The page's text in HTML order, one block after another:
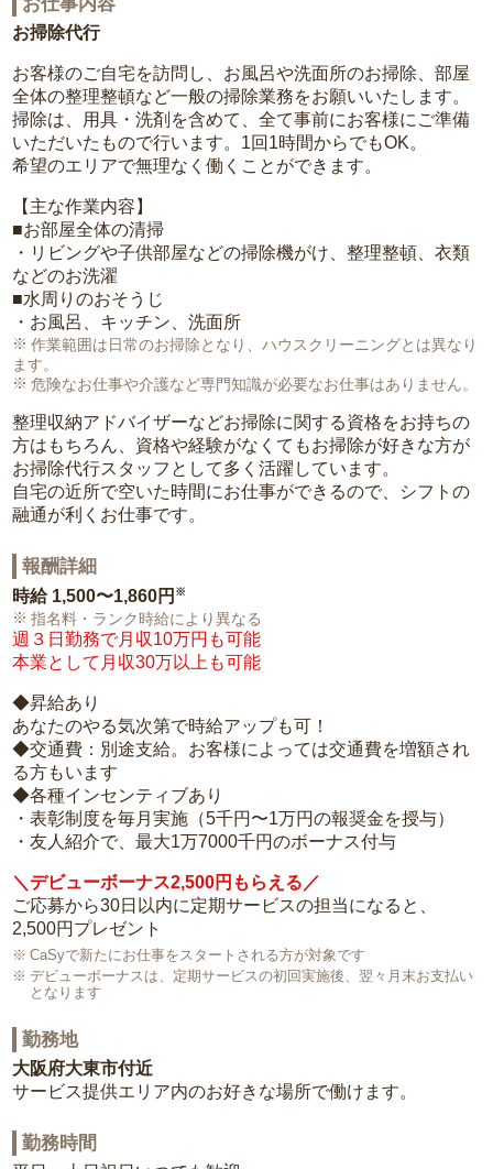
お掃除代行
お客様のご自宅を訪問し、お風呂や洗面所のお掃除、部屋
全体の整理整頓など一般の掃除業務をお願いいたします。
掃除は、用具・洗剤を含めて、全て事前にお客様にご準備
いただいたもので行います。1回1時間からでもOK。
希望のエリアで無理なく働くことができます。
【主な作業内容】
■お部屋全体の清掃
・リビングや子供部屋などの掃除機がけ、整理整頓、衣類
などのお洗濯
■水周りのおそうじ
・お風呂、キッチン、洗面所
作業範囲は日常のお掃除となり、ハウスクリーニングとは異なり
ます。
危険なお仕事や介護など専門知識が必要なお仕事はありません。
整理収納アドバイザーなどお掃除に関する資格をお持ちの
方はもちろん、資格や経験がなくてもお掃除が好きな方が
お掃除代行スタッフとして多く活躍しています。
自宅の近所で空いた時間にお仕事ができるので、シフトの
融通が利くお仕事です。
報酬詳細
時給 1,500〜1,860円 ※
指名料・ランク時給により異なる
週３日勤務で月収10万円も可能
本業として月収30万以上も可能
◆昇給あり
あなたのやる気次第で時給アップも可！
◆交通費：別途支給。お客様によっては交通費を増額され
る方もいます
◆各種インセンティブあり
・表彰制度を毎月実施（5千円〜1万円の報奨金を授与）
・友人紹介で、最大1万7000千円のボーナス付与
＼デビューボーナス2,500円もらえる／
ご応募から30日以内に定期サービスの担当になると、
2,500円プレゼント
CaSyで新たにお仕事をスタートされる方が対象です
デビューボーナスは、定期サービスの初回実施後、翌々月末お支払い
となります
勤務地
大阪府大東市付近
サービス提供エリア内のお好きな場所で働けます。
勤務時間